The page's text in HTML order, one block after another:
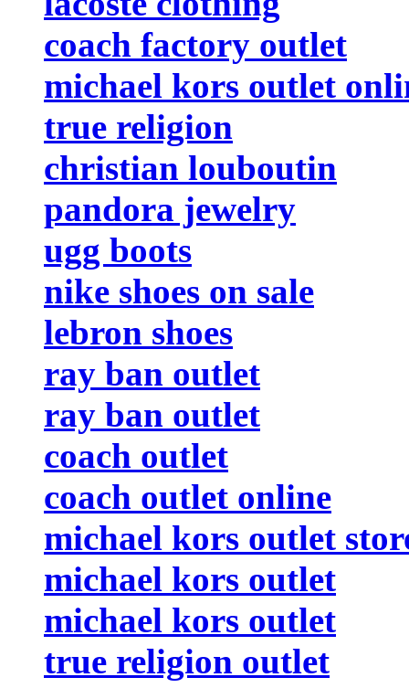
coach factory outlet
michael kors outlet
true religion
christian louboutin
pandora jewelry
ugg boots
nike shoes on sale
lebron shoes
ray ban outlet
ray ban outlet
coach outlet
coach outlet online
michael kors outlet
michael kors outlet
michael kors outlet
true religion outlet